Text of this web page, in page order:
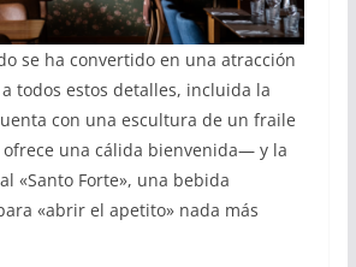
se ha convertido en una atracción
todos estos detalles, incluida la
con una escultura de un fraile
una cálida bienvenida— y la
«Santo Forte», una bebida
«abrir el apetito» nada más